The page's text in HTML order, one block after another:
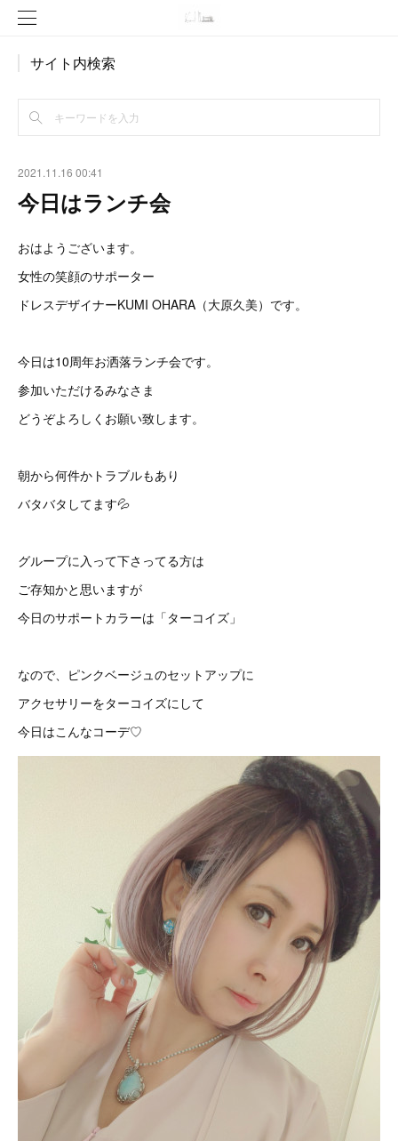
サイト内検索
2021.11.16 00:41
今日はランチ会
おはようございます。
女性の笑顔のサポーター
ドレスデザイナーKUMI OHARA（大原久美）です。
今日は10周年お洒落ランチ会です。
参加いただけるみなさま
どうぞよろしくお願い致します。
朝から何件かトラブルもあり
バタバタしてます💦
グループに入って下さってる方は
ご存知かと思いますが
今日のサポートカラーは「ターコイズ」
なので、ピンクベージュのセットアップに
アクセサリーをターコイズにして
今日はこんなコーデ♡